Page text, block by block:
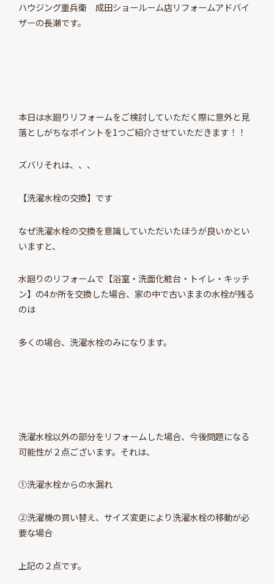
ハウジング重兵衛 成田ショールーム店リフォームアドバイ
ザーの長瀬です。
本日は水廻りリフォームをご検討していただく際に意外と見
落としがちなポイントを1つご紹介させていただきます！！
ズバリそれは、、、
【洗濯水栓の交換】です
なぜ洗濯水栓の交換を意識していただいたほうが良いかとい
いますと、
水廻りのリフォームで【浴室・洗面化粧台・トイレ・キッチ
ン】の4か所を交換した場合、家の中で古いままの水栓が残る
のは
多くの場合、洗濯水栓のみになります。
洗濯水栓以外の部分をリフォームした場合、今後問題になる
可能性が２点ございます。それは、
①洗濯水栓からの水漏れ
②洗濯機の買い替え、サイズ変更により洗濯水栓の移動が必
要な場合
上記の２点です。